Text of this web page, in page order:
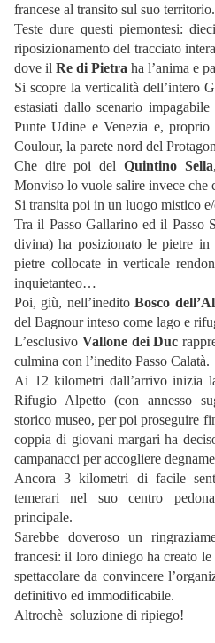
francese al transito sul suo territorio.
Teste dure questi piemontesi:
riposizionamento del tracciato
dove il Re di Pietra ha l’anima e
Si scopre la verticalità dell’intero
estasiati dallo scenario
Punte Udine e Venezia e,
Coulour, la parete nord del
Che dire poi del Quintino Sella
Monviso lo vuole salire invece che
Si transita poi in un luogo mistico
Tra il Passo Gallarino ed il Passo
divina) ha posizionato le pietre in
pietre collocate in verticale
inquietanteo…
Poi, giù, nell’ineditoBosco
del Bagnour inteso come lago e
L’esclusivo Vallone dei Duc
culmina con l’inedito Passo Calatà.
Ai 12 kilometri dall’arrivo inizia
Rifugio Alpetto (con annesso
storico museo, per poi proseguire
coppia di giovani margari ha
campanacci per accogliere
Ancora 3 kilometri di facile
temerari nel suo centro
principale.
Sarebbe doveroso un
francesi: il loro diniego ha creato le
spettacolare da convincere
definitivo ed immodificabile.
Altrochè soluzione di ripiego!